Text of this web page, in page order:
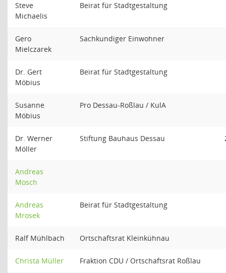
Steve
Michaelis
Beirat für Stadtgestaltung
Gero
Mielczarek
Sachkundiger Einwohner
Dr. Gert
Möbius
Beirat für Stadtgestaltung
Susanne
Möbius
Pro Dessau-Roßlau / KulA
Dr. Werner
Möller
Stiftung Bauhaus Dessau
Andreas
Mosch
Andreas
Mrosek
Beirat für Stadtgestaltung
Ralf Mühlbach Ortschaftsrat Kleinkühnau
Christa Müller Fraktion CDU / Ortschaftsrat Roßlau